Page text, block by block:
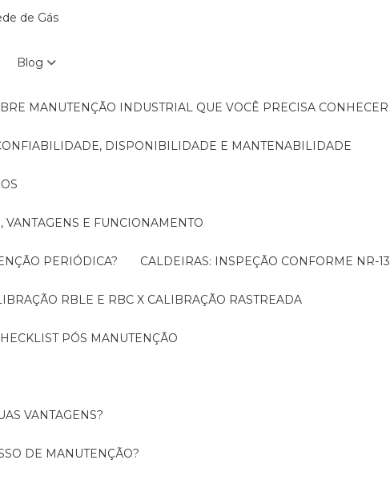
de Gás
Blog
MANUTENÇÃO INDUSTRIAL QUE VOCÊ PRECISA CONHECER
DISPONIBILIDADE E MANTENABILIDADE
VANTAGENS E FUNCIONAMENTO
PERIÓDICA? CALDEIRAS: INSPEÇÃO CONFORME NR-13
RBLE E RBC X CALIBRAÇÃO RASTREADA
CHECKLIST PÓS MANUTENÇÃO
VANTAGENS?
DE MANUTENÇÃO?